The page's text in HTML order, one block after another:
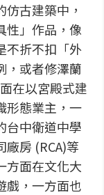
古建築中，
性」作品，像
不折不扣「外
，或者修澤蘭
在以宮殿式建
形態業主，一
台中衛道中學
房 (RCA)等
方面在文化大
戲，一方面也